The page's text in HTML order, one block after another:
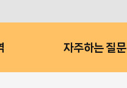
자주하는 질문